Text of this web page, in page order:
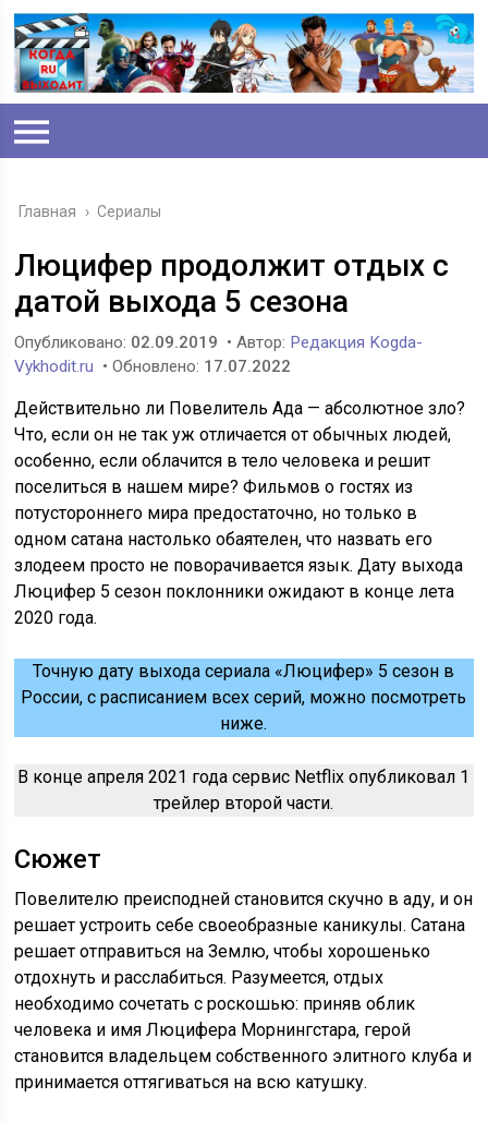
Главная › Сериалы
Люцифер продолжит отдых с
датой выхода 5 сезона
Опубликовано: 02.09.2019 • Автор: Редакция Kogda-
Vykhodit.ru • Обновлено: 17.07.2022
Действительно ли Повелитель Ада — абсолютное зло?
Что, если он не так уж отличается от обычных людей,
особенно, если облачится в тело человека и решит
поселиться в нашем мире? Фильмов о гостях из
потустороннего мира предостаточно, но только в
одном сатана настолько обаятелен, что назвать его
злодеем просто не поворачивается язык. Дату выхода
Люцифер 5 сезон поклонники ожидают в конце лета
2020 года.
Точную дату выхода сериала «Люцифер» 5 сезон в
России, с расписанием всех серий, можно посмотреть
ниже.
В конце апреля 2021 года сервис Netflix опубликовал 1
трейлер второй части.
Сюжет
Повелителю преисподней становится скучно в аду, и он
решает устроить себе своеобразные каникулы. Сатана
решает отправиться на Землю, чтобы хорошенько
отдохнуть и расслабиться. Разумеется, отдых
необходимо сочетать с роскошью: приняв облик
человека и имя Люцифера Морнингстара, герой
становится владельцем собственного элитного клуба и
принимается оттягиваться на всю катушку.